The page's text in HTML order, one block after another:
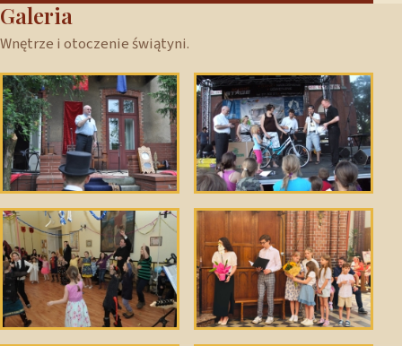
Galeria
Wnętrze i otoczenie świątyni.